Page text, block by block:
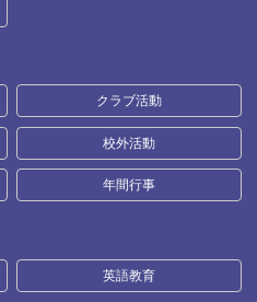
クラブ活動
校外活動
年間行事
英語教育